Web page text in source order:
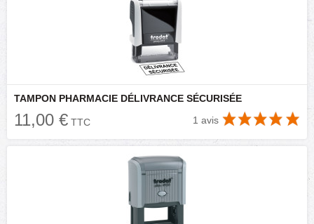
TAMPON PHARMACIE DÉLIVRANCE SÉCURISÉE
11,00 € TTC 1 avis